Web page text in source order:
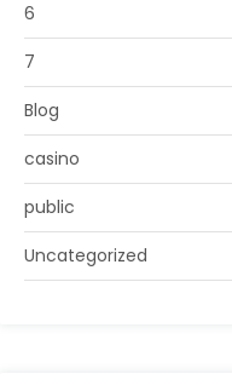
6
7
Blog
casino
public
Uncategorized